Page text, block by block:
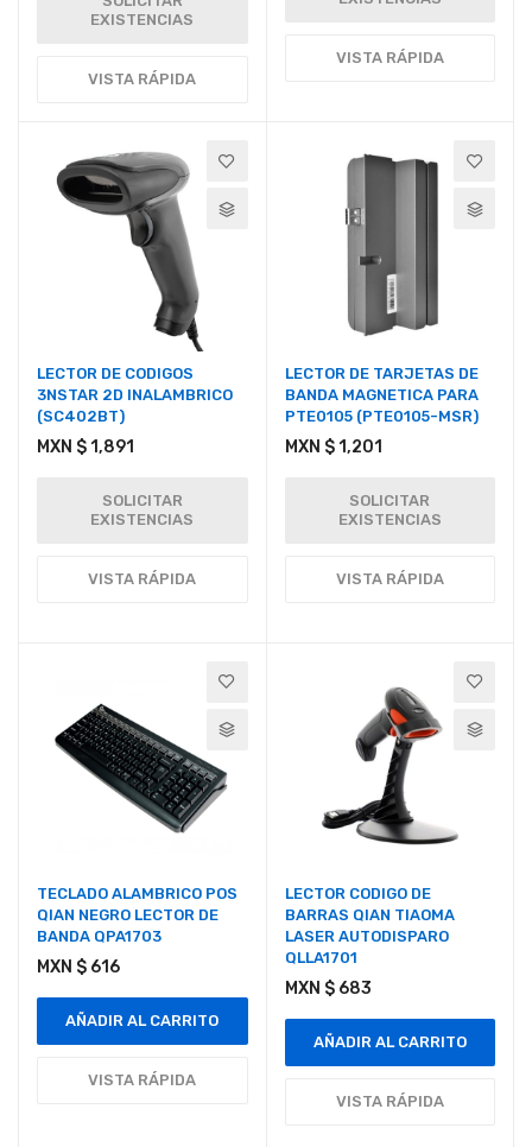
EXISTENCIAS
VISTA RÁPIDA
VISTA RÁPIDA
LECTOR DE CODIGOS
3NSTAR 2D INALAMBRICO
(SC402BT)
MXN $ 1,891
SOLICITAR
EXISTENCIAS
VISTA RÁPIDA
LECTOR DE TARJETAS DE
BANDA MAGNETICA PARA
PTE0105 (PTE0105-MSR)
MXN $ 1,201
SOLICITAR
EXISTENCIAS
VISTA RÁPIDA
TECLADO ALAMBRICO POS
QIAN NEGRO LECTOR DE
BANDA QPA1703
MXN $ 616
AÑADIR AL CARRITO
VISTA RÁPIDA
LECTOR CODIGO DE
BARRAS QIAN TIAOMA
LASER AUTODISPARO
QLLA1701
MXN $ 683
AÑADIR AL CARRITO
VISTA RÁPIDA